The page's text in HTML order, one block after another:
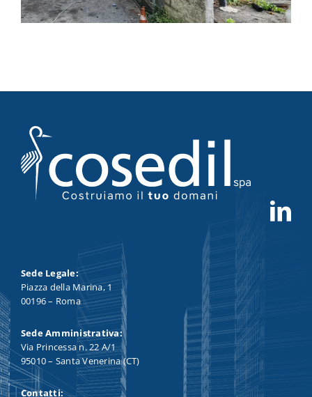
Sede Legale:
Piazza della Marina, 1
00196 – Roma
Sede Amministrativa:
Via Princessa n. 22 A/1
95010 – Santa Venerina (CT)
Contatti: